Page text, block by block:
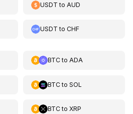
USDT to AUD
USDT toCHF
BTCto ADA
BTCto SOL
BTCto XRP